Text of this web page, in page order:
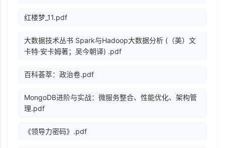
红楼梦_11.pdf
大数据技术丛书 Spark与Hadoop大数据分析 (（美）文
卡特·安卡姆著；吴今朝译) .pdf
百科荟萃：政治卷.pdf
MongoDB进阶与实战：微服务整合、性能优化、架构管
理.pdf
《领导力密码》.pdf